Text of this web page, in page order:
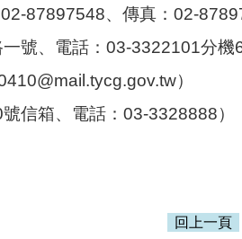
87897548、傳真：02-
號、電話：03-3322101分機
）
信箱、電話：03-3328888）
回上一頁